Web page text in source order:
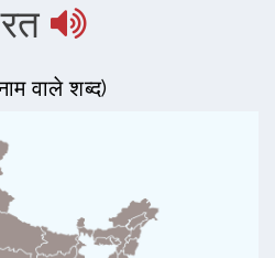
वाले शब्द)